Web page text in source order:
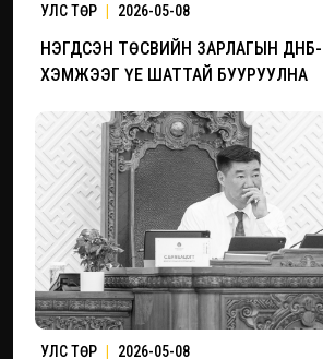
УЛС ТӨР 2026-05-08
НЭГДСЭН ТӨСВИЙН ЗАРЛАГЫН
ХЭМЖЭЭГ ҮЕ ШАТТАЙ БУУРУУЛНА
УЛС ТӨР 2026-05-08